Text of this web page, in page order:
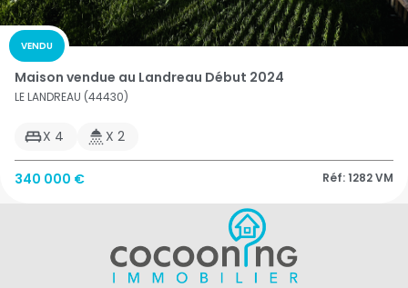
Maison vendue au Landreau Début 2024
LE LANDREAU (44430)
X 4 X 2
340 000 € Réf: 1282 VM
VENDU